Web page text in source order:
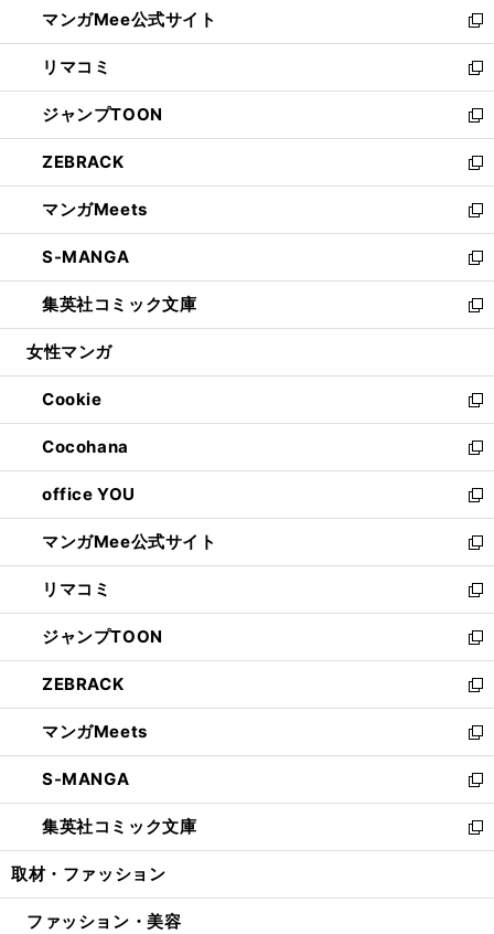
く
ド
ウ
で
開
く
ィ
ン
ド
ウ
で
開
く
い
ウ
ィ
ン
ド
ウ
で
開
く
マンガMee公式サイト
新
し
い
ウ
ィ
ン
ド
ウ
で
開
く
リマコミ
新
し
い
ウ
ィ
ン
ド
ウ
で
開
く
ジャンプTOON
新
し
い
ウ
ィ
ン
ド
ウ
で
開
ZEBRACK
新
し
い
ウ
ィ
ン
ド
ウ
開
く
マンガMeets
新
し
い
ウ
ィ
ン
ウ
で
開
く
S-MANGA
新
し
い
ウ
ン
ド
ウ
で
開
く
集英社コミック文庫
新
し
ウ
ィ
ン
ド
ウ
で
開
く
女性マンガ
Cookie
新
し
い
ウ
ィ
ン
ド
ウ
で
開
く
Cocohana
新
し
い
ウ
ィ
ン
ド
ウ
で
開
く
office YOU
新
し
い
ウ
ィ
ン
ド
ウ
で
開
く
マンガMee公式サイト
新
し
い
ウ
ィ
ン
ド
ウ
で
開
く
リマコミ
新
し
い
ウ
ィ
ン
ド
ウ
で
開
く
ジャンプTOON
新
し
い
ウ
ィ
ン
ド
ウ
で
開
ZEBRACK
新
し
い
ウ
ィ
ン
ド
ウ
開
マンガMeets
新
し
い
ウ
ィ
ン
ウ
S-MANGA
新
し
い
ウ
ン
集英社コミック文庫
新
し
ウ
取材・ファッション
ファッション・美容